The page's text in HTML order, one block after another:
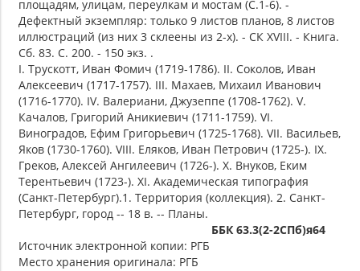
площадям, улицам, переулкам и мостам (С.1-6). -
Дефектный экземпляр: только 9 листов планов, 8 листов
иллюстраций (из них 3 склеены из 2-х). - СК XVIII. - Книга.
Сб. 83. С. 200. - 150 экз. .
I. Трускотт, Иван Фомич (1719-1786). II. Соколов, Иван
Алексеевич (1717-1757). III. Махаев, Михаил Иванович
(1716-1770). IV. Валериани, Джузеппе (1708-1762). V.
Качалов, Григорий Аникиевич (1711-1759). VI.
Виноградов, Ефим Григорьевич (1725-1768). VII. Васильев,
Яков (1730-1760). VIII. Еляков, Иван Петрович (1725-). IX.
Греков, Алексей Ангилеевич (1726-). X. Внуков, Еким
Терентьевич (1723-). XI. Академическая типография
(Санкт-Петербург).1. Территория (коллекция). 2. Санкт-
Петербург, город -- 18 в. -- Планы.
ББК 63.3(2-2СПб)я64
Источник электронной копии: РГБ
Место хранения оригинала: РГБ